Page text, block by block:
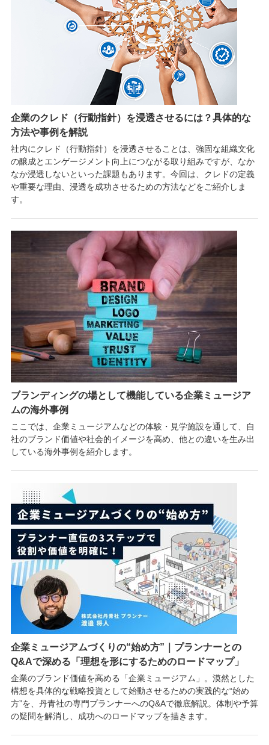
企業のクレド（行動指針）を浸透させるには？具体的な
方法や事例を解説
社内にクレド（行動指針）を浸透させることは、強固な組織文化
の醸成とエンゲージメント向上につながる取り組みですが、なか
なか浸透しないといった課題もあります。今回は、クレドの定義
や重要な理由、浸透を成功させるための方法などをご紹介しま
す。
ブランディングの場として機能している企業ミュージア
ムの海外事例
ここでは、企業ミュージアムなどの体験・見学施設を通して、自
社のブランド価値や社会的イメージを高め、他との違いを生み出
している海外事例を紹介します。
企業ミュージアムづくりの“始め方”｜プランナーとの
Q&Aで深める「理想を形にするためのロードマップ」
企業のブランド価値を高める「企業ミュージアム」。漠然とした
構想を具体的な戦略投資として始動させるための実践的な“始め
方”を、丹青社の専門プランナーへのQ&Aで徹底解説。体制や予算
の疑問を解消し、成功へのロードマップを描きます。